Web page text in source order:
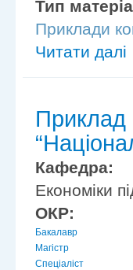
Тип
Приклади
Читати далі
Приклад
Кафедра:
Економіки
ОКР:
Бакалавр
Магістр
Спеціаліст